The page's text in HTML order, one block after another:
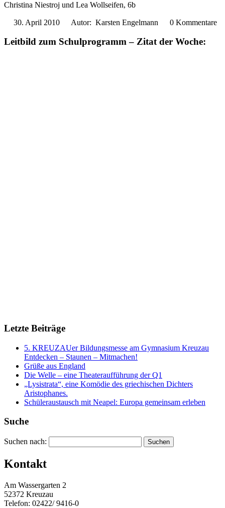
Christina Niestroj und Lea Wollseifen, 6b
30. April 2010 Autor: Karsten Engelmann 0 Kommentare
Leitbild zum Schulprogramm – Zitat der Woche:
Letzte Beiträge
5. KREUZAUer Bildungsmesse am Gymnasium Kreuzau
Entdecken – Staunen – Mitmachen!
Grüße aus England
Die Welle – eine Theateraufführung der Q1
„Lysistrata“, eine Komödie des griechischen Dichters
Aristophanes.
Schüleraustausch mit Neapel: Europa gemeinsam erleben
Suche
Suchen nach:
Kontakt
Am Wassergarten 2
52372 Kreuzau
Telefon: 02422/ 9416-0